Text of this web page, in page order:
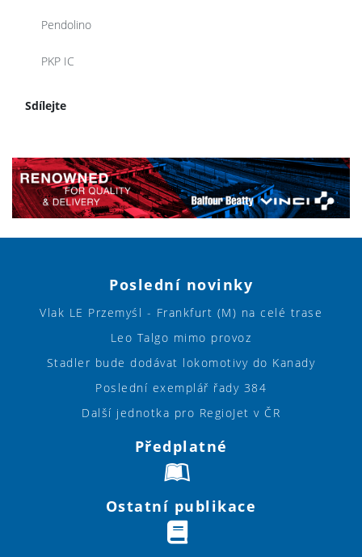
Pendolino
PKP IC
Sdílejte
Poslední novinky
Vlak LE Przemyśl - Frankfurt (M) na celé trase
Leo Talgo mimo provoz
Stadler bude dodávat lokomotivy do Kanady
Poslední exemplář řady 384
Další jednotka pro RegioJet v ČR
Předplatné
Ostatní publikace